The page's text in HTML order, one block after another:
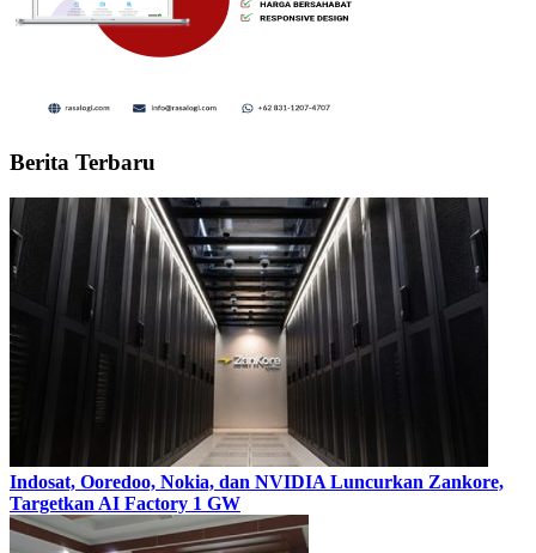
Berita Terbaru
Indosat, Ooredoo, Nokia, dan NVIDIA Luncurkan Zankore,
Targetkan AI Factory 1 GW